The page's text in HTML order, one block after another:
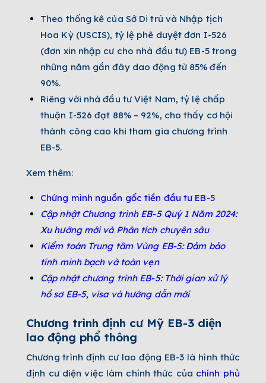
Theo thống kê của Sở Di trú và Nhập tịch
Hoa Kỳ (USCIS), tỷ lệ phê duyệt đơn I-526
(đơn xin nhập cư cho nhà đầu tư) EB-5 trong
những năm gần đây dao động từ 85% đến
90%.
Riêng với nhà đầu tư Việt Nam, tỷ lệ chấp
thuận I-526 đạt 88% – 92%, cho thấy cơ hội
thành công cao khi tham gia chương trình
EB-5.
Xem thêm:
Chứng mình nguồn gốc tiền đầu tư EB-5
Cập nhật Chương trình EB-5 Quý 1 Năm 2024:
Xu hướng mới và Phân tích chuyên sâu
Kiểm toán Trung tâm Vùng EB-5: Đảm bảo
tính minh bạch và toàn vẹn
Cập nhật chương trình EB-5: Thời gian xử lý
hồ sơ EB-5, visa và hướng dẫn mới
Chương trình định cư Mỹ EB-3 diện
lao động phổ thông
Chương trình định cư lao động EB-3 là hình thức
định cư diện việc làm chính thức của chính phủ